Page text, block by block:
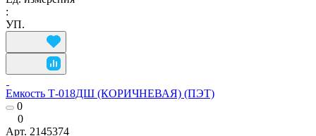
:
УП.
Емкость Т-018ДШ (КОРИЧНЕВАЯ) (ПЭТ)
0
0
Арт. 2145374